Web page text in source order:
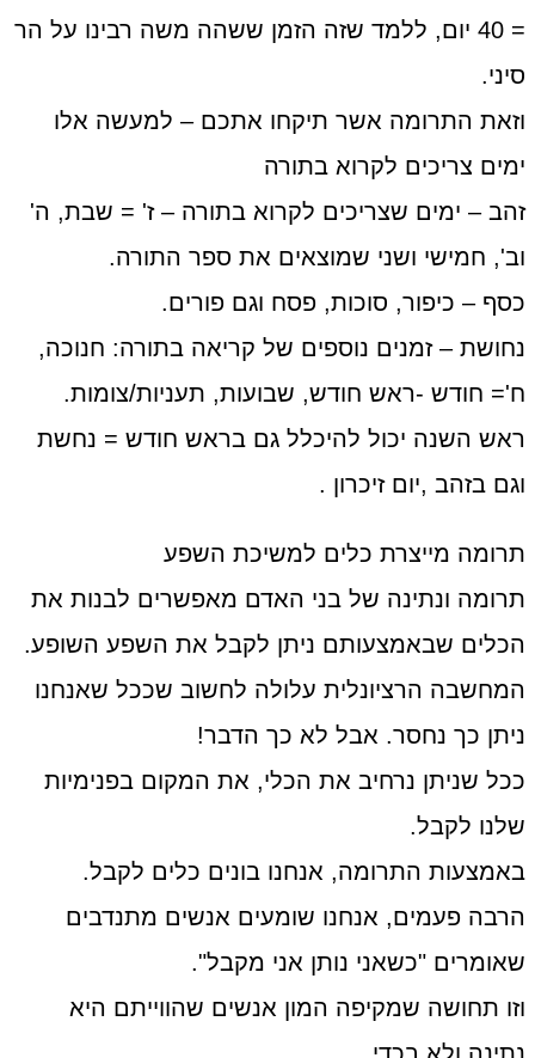
= 40 יום, ללמד שזה הזמן ששהה משה רבינו על הר
סיני.
וזאת התרומה אשר תיקחו אתכם – למעשה אלו
ימים צריכים לקרוא בתורה
זהב – ימים שצריכים לקרוא בתורה – ז' = שבת, ה'
וב', חמישי ושני שמוצאים את ספר התורה.
כסף – כיפור, סוכות, פסח וגם פורים.
נחושת – זמנים נוספים של קריאה בתורה: חנוכה,
ח'= חודש -ראש חודש, שבועות, תעניות/צומות.
ראש השנה יכול להיכלל גם בראש חודש = נחשת
וגם בזהב ,יום זיכרון .
תרומה מייצרת כלים למשיכת השפע
תרומה ונתינה של בני האדם מאפשרים לבנות את
הכלים שבאמצעותם ניתן לקבל את השפע השופע.
המחשבה הרציונלית עלולה לחשוב שככל שאנחנו
ניתן כך נחסר. אבל לא כך הדבר!
ככל שניתן נרחיב את הכלי, את המקום בפנימיות
שלנו לקבל.
באמצעות התרומה, אנחנו בונים כלים לקבל.
הרבה פעמים, אנחנו שומעים אנשים מתנדבים
שאומרים "כשאני נותן אני מקבל".
וזו תחושה שמקיפה המון אנשים שהווייתם היא